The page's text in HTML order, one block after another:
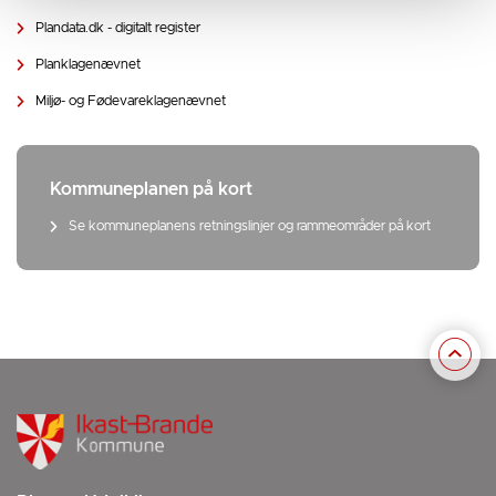
Plandata.dk - digitalt register
Planklagenævnet
Miljø- og Fødevareklagenævnet
Kommuneplanen på kort
Se kommuneplanens retningslinjer og rammeområder på kort